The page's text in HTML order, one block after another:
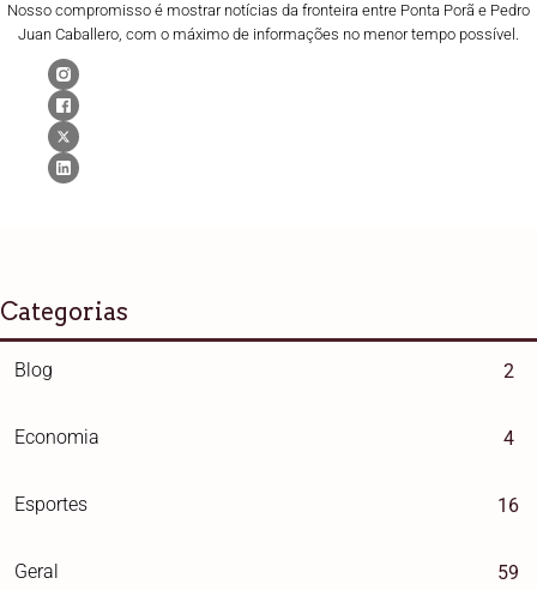
Nosso compromisso é mostrar notícias da fronteira entre Ponta Porã e Pedro
Juan Caballero, com o máximo de informações no menor tempo possível.
Categorias
Blog 2
Economia 4
Esportes 16
Geral 59